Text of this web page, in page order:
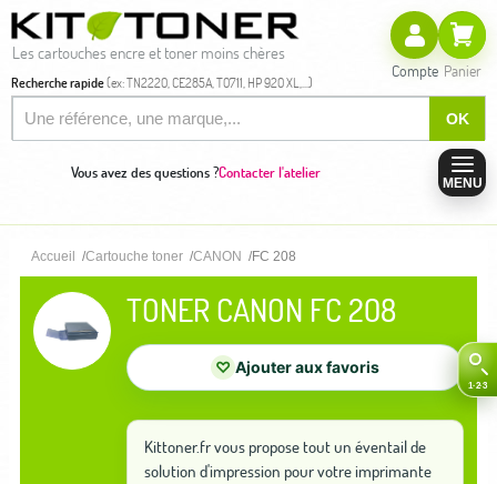
Les cartouches encre et toner moins chères
Recherche rapide(ex: TN2220, CE285A, T0711, HP 920 XL,...)
OK
Compte Panier
Vous avez des questions ?Contacter l'atelier
MENU
Accueil Cartouche toner CANON FC 208
TONER CANON FC 208
♡ Ajouter aux favoris
Kittoner.fr vous propose tout un éventail de
solution d'impression pour votre imprimante